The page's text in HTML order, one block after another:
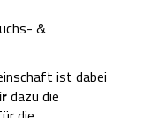
&
ist dabei
dazu die